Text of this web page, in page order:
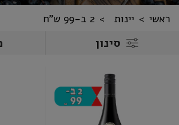
ראשי יינות 2 ב-99 ש"ח
סינון